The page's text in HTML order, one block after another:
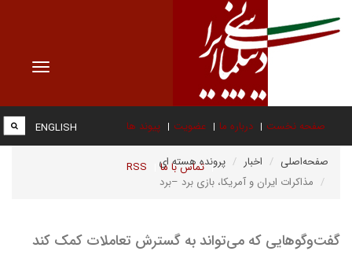
Toggle
صفحه نخست درباره ما عضویت پیوند ها
تماس با ما RSS
ENGLISH
صفحه‌اصلی اخبار
پرونده هسته ای
مذاکرات ایران و آمریکا، بازی برد –برد
گفت‌وگوهایی که می‌تواند به گسترش تعاملات کمک کند